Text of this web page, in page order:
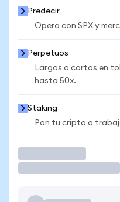
Predecir
Opera con SPX y
Perpetuos
Largos o cortos en
hasta 50x.
Staking
Pon tu cripto a